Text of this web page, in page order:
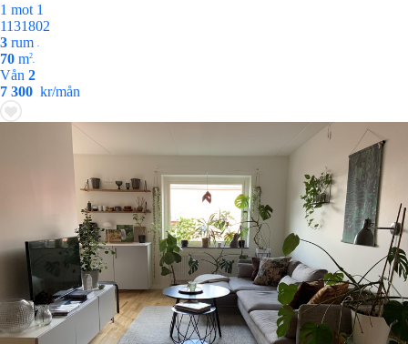
1 mot 1
1131802
3 rum •
70 m2
•
Vån 2
7 300 kr/mån